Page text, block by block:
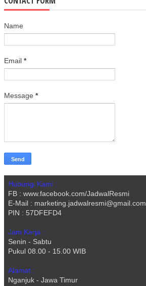
Name
Email *
Message *
Hubungi Kami :
FB : www.facebook.com/JadwalResmi
E-Mail : marketing.jadwalresmi@gmail.com
PIN : 57DFEFD4
Jam Kerja :
Senin - Sabtu
Pukul 08.00 - 15.00 WIB
Alamat :
Nganjuk - Jawa Timur